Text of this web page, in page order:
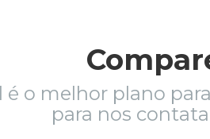
é o melhor plano
para nos